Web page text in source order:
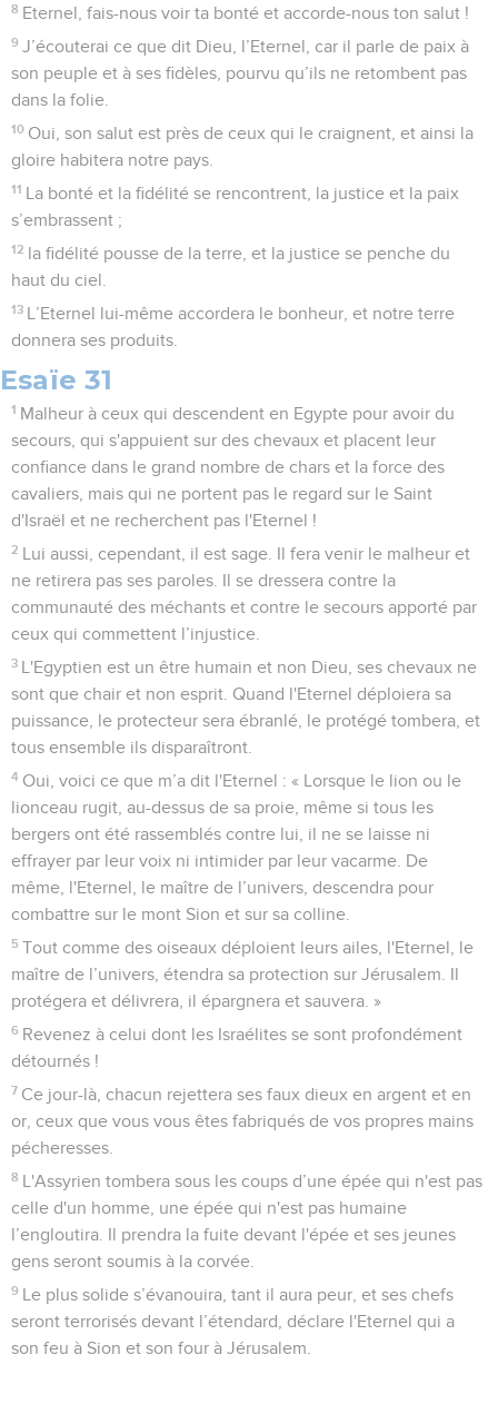
8 Eternel, fais-nous voir ta bonté et accorde-nous ton salut !
9 J’écouterai ce que dit Dieu, l’Eternel, car il parle de paix à
son peuple et à ses fidèles, pourvu qu’ils ne retombent pas
dans la folie.
10 Oui, son salut est près de ceux qui le craignent, et ainsi la
gloire habitera notre pays.
11 La bonté et la fidélité se rencontrent, la justice et la paix
s’embrassent ;
12 la fidélité pousse de la terre, et la justice se penche du
haut du ciel.
13 L’Eternel lui-même accordera le bonheur, et notre terre
donnera ses produits.
Esaïe 31
1 Malheur à ceux qui descendent en Egypte pour avoir du
secours, qui s'appuient sur des chevaux et placent leur
confiance dans le grand nombre de chars et la force des
cavaliers, mais qui ne portent pas le regard sur le Saint
d'Israël et ne recherchent pas l'Eternel !
2 Lui aussi, cependant, il est sage. Il fera venir le malheur et
ne retirera pas ses paroles. Il se dressera contre la
communauté des méchants et contre le secours apporté par
ceux qui commettent l’injustice.
3 L'Egyptien est un être humain et non Dieu, ses chevaux ne
sont que chair et non esprit. Quand l'Eternel déploiera sa
puissance, le protecteur sera ébranlé, le protégé tombera, et
tous ensemble ils disparaîtront.
4 Oui, voici ce que m’a dit l'Eternel : « Lorsque le lion ou le
lionceau rugit, au-dessus de sa proie, même si tous les
bergers ont été rassemblés contre lui, il ne se laisse ni
effrayer par leur voix ni intimider par leur vacarme. De
même, l'Eternel, le maître de l’univers, descendra pour
combattre sur le mont Sion et sur sa colline.
5 Tout comme des oiseaux déploient leurs ailes, l'Eternel, le
maître de l’univers, étendra sa protection sur Jérusalem. Il
protégera et délivrera, il épargnera et sauvera. »
6 Revenez à celui dont les Israélites se sont profondément
détournés !
7 Ce jour-là, chacun rejettera ses faux dieux en argent et en
or, ceux que vous vous êtes fabriqués de vos propres mains
pécheresses.
8 L'Assyrien tombera sous les coups d’une épée qui n'est pas
celle d'un homme, une épée qui n'est pas humaine
l’engloutira. Il prendra la fuite devant l'épée et ses jeunes
gens seront soumis à la corvée.
9 Le plus solide s’évanouira, tant il aura peur, et ses chefs
seront terrorisés devant l’étendard, déclare l'Eternel qui a
son feu à Sion et son four à Jérusalem.